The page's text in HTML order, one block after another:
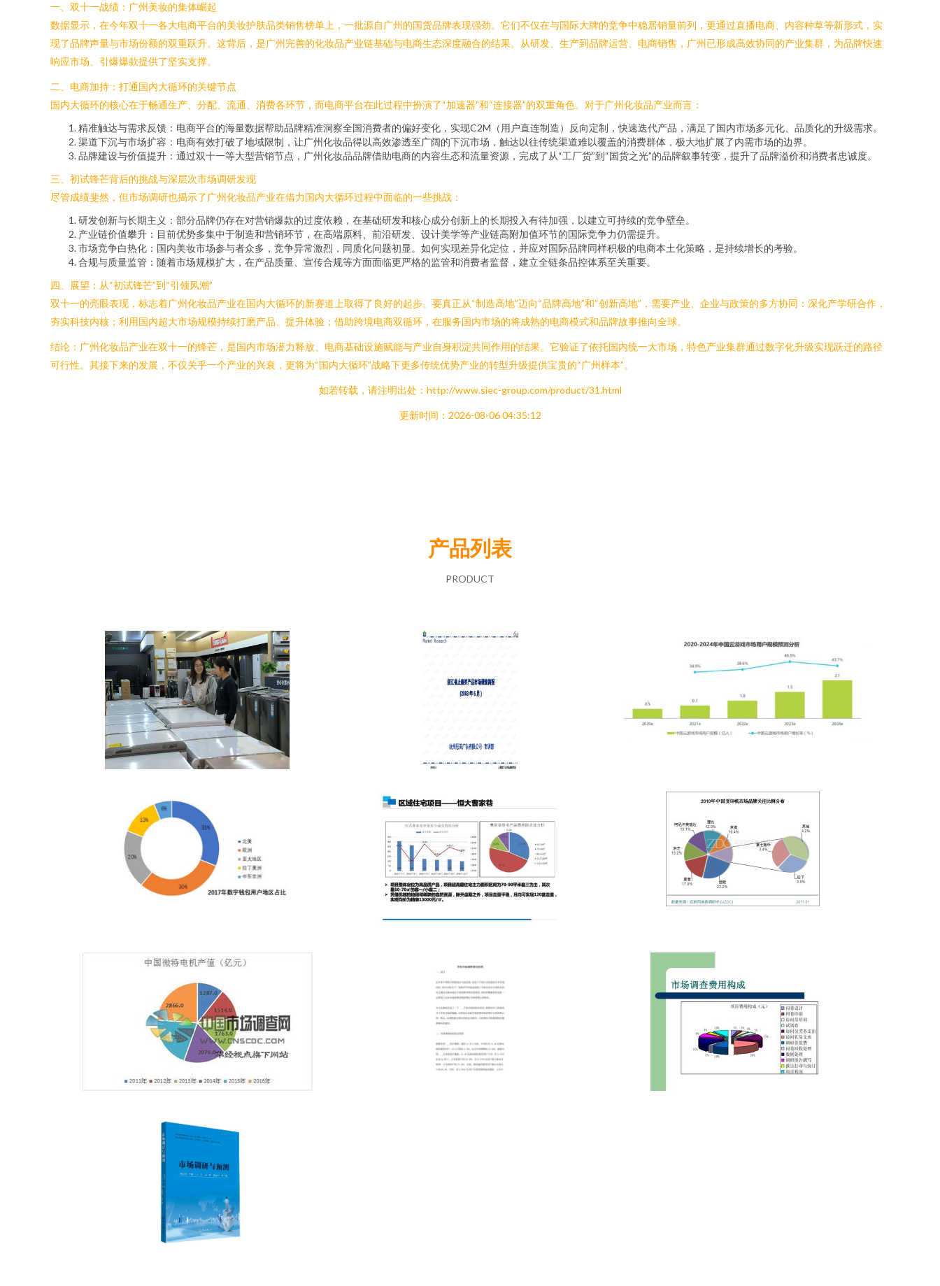
一、双十一战绩：广州美妆的集体崛起
数据显示，在今年双十一各大电商平台的美妆护肤品类销售榜单上，一批源自广州的国货品牌表现强劲。它们不仅在与国际大牌的竞争中稳居销量前列，更通过直播电商、内容种草等新形式，实
现了品牌声量与市场份额的双重跃升。这背后，是广州完善的化妆品产业链基础与电商生态深度融合的结果。从研发、生产到品牌运营、电商销售，广州已形成高效协同的产业集群，为品牌快速
响应市场、引爆爆款提供了坚实支撑。
二、电商加持：打通国内大循环的关键节点
国内大循环的核心在于畅通生产、分配、流通、消费各环节，而电商平台在此过程中扮演了“加速器”和“连接器”的双重角色。对于广州化妆品产业而言：
精准触达与需求反馈：电商平台的海量数据帮助品牌精准洞察全国消费者的偏好变化，实现C2M（用户直连制造）反向定制，快速迭代产品，满足了国内市场多元化、品质化的升级需求。
渠道下沉与市场扩容：电商有效打破了地域限制，让广州化妆品得以高效渗透至广阔的下沉市场，触达以往传统渠道难以覆盖的消费群体，极大地扩展了内需市场的边界。
品牌建设与价值提升：通过双十一等大型营销节点，广州化妆品品牌借助电商的内容生态和流量资源，完成了从“工厂货”到“国货之光”的品牌叙事转变，提升了品牌溢价和消费者忠诚度。
三、初试锋芒背后的挑战与深层次市场调研发现
尽管成绩斐然，但市场调研也揭示了广州化妆品产业在借力国内大循环过程中面临的一些挑战：
研发创新与长期主义：部分品牌仍存在对营销爆款的过度依赖，在基础研发和核心成分创新上的长期投入有待加强，以建立可持续的竞争壁垒。
产业链价值攀升：目前优势多集中于制造和营销环节，在高端原料、前沿研发、设计美学等产业链高附加值环节的国际竞争力仍需提升。
市场竞争白热化：国内美妆市场参与者众多，竞争异常激烈，同质化问题初显。如何实现差异化定位，并应对国际品牌同样积极的电商本土化策略，是持续增长的考验。
合规与质量监管：随着市场规模扩大，在产品质量、宣传合规等方面面临更严格的监管和消费者监督，建立全链条品控体系至关重要。
四、展望：从“初试锋芒”到“引领风潮”
双十一的亮眼表现，标志着广州化妆品产业在国内大循环的新赛道上取得了良好的起步。要真正从“制造高地”迈向“品牌高地”和“创新高地”，需要产业、企业与政策的多方协同：深化产学研合作，
夯实科技内核；利用国内超大市场规模持续打磨产品、提升体验；借助跨境电商双循环，在服务国内市场的将成熟的电商模式和品牌故事推向全球。
结论：广州化妆品产业在双十一的锋芒，是国内市场潜力释放、电商基础设施赋能与产业自身积淀共同作用的结果。它验证了依托国内统一大市场，特色产业集群通过数字化升级实现跃迁的路径
可行性。其接下来的发展，不仅关乎一个产业的兴衰，更将为“国内大循环”战略下更多传统优势产业的转型升级提供宝贵的“广州样本”。
如若转载，请注明出处：http://www.siec-group.com/product/31.html
更新时间：2026-08-06 04:35:12
产品列表
PRODUCT